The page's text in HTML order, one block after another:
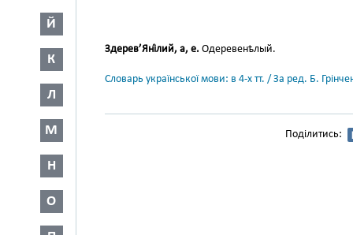
Й
К
Л
М
Н
О
Здерев’Яні́лий, а, е. Одеревенѣлый.
Словарь української мови: в 4-х тт. / За ред. Б.
Поділитись: